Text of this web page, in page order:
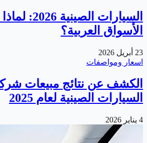
السيارات
الأسواق العربية؟
23 أبريل 2026
اسعار ومواصفات
الكشف عن نتائج مبيعات
السيارات الصينية لعام 2025
4 يناير 2026